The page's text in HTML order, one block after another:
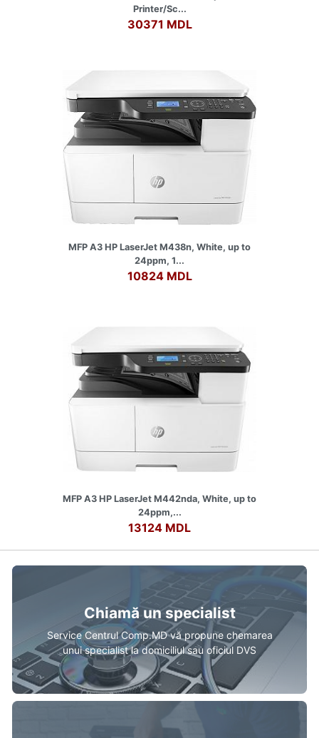
Printer/Sc...
30371 MDL
MFP A3 HP LaserJet M438n, White, up to
24ppm, 1...
10824 MDL
MFP A3 HP LaserJet M442nda, White, up to
24ppm,...
13124 MDL
Chiamă un specialist
Service Centrul Comp.MD vă propune chemarea
unui specialist la domiciliul sau oficiul DVS